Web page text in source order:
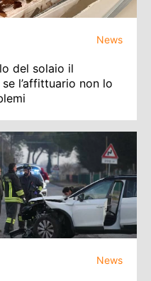
News
del solaio il
l’affittuario non lo
News